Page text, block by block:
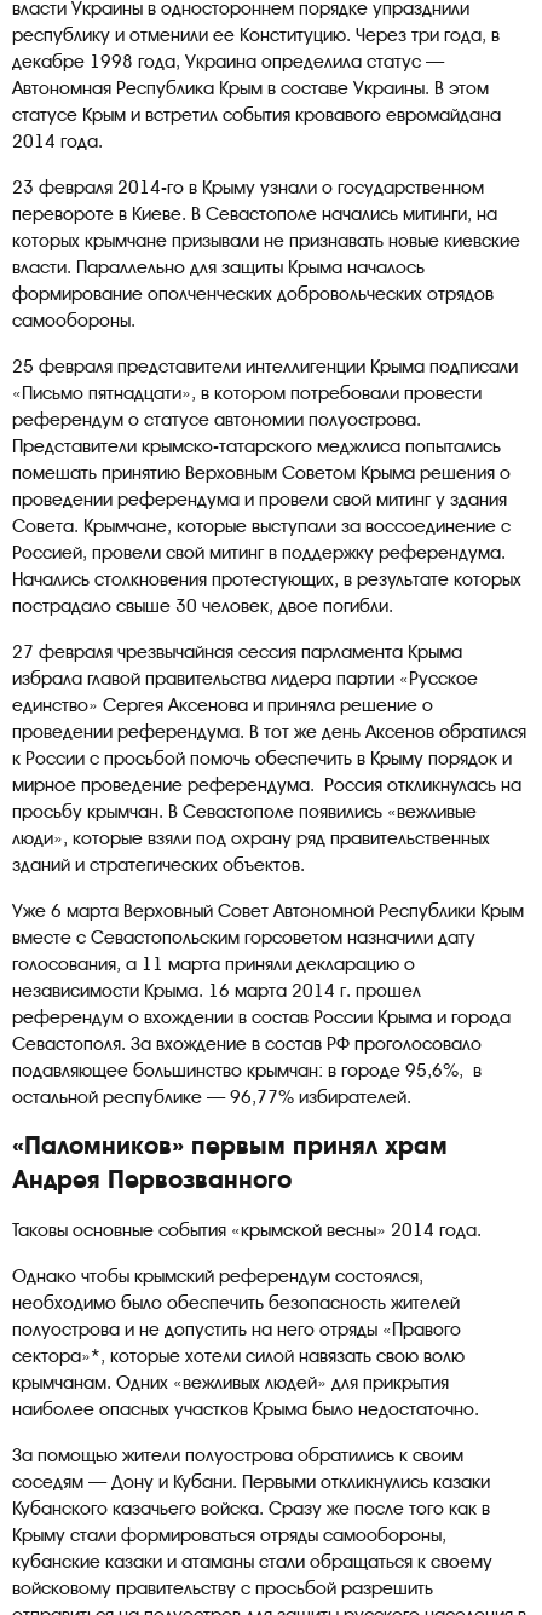
власти Украины в одностороннем порядке упразднили
республику и отменили ее Конституцию. Через три года, в
декабре 1998 года, Украина определила статус —
Автономная Республика Крым в составе Украины. В этом
статусе Крым и встретил события кровавого евромайдана
2014 года.
23 февраля 2014-го в Крыму узнали о государственном
перевороте в Киеве. В Севастополе начались митинги, на
которых крымчане призывали не признавать новые киевские
власти. Параллельно для защиты Крыма началось
формирование ополченческих добровольческих отрядов
самообороны.
25 февраля представители интеллигенции Крыма подписали
«Письмо пятнадцати», в котором потребовали провести
референдум о статусе автономии полуострова.
Представители крымско-татарского меджлиса попытались
помешать принятию Верховным Советом Крыма решения о
проведении референдума и провели свой митинг у здания
Совета. Крымчане, которые выступали за воссоединение с
Россией, провели свой митинг в поддержку референдума.
Начались столкновения протестующих, в результате которых
пострадало свыше 30 человек, двое погибли.
27 февраля чрезвычайная сессия парламента Крыма
избрала главой правительства лидера партии «Русское
единство» Сергея Аксенова и приняла решение о
проведении референдума. В тот же день Аксенов обратился
к России с просьбой помочь обеспечить в Крыму порядок и
мирное проведение референдума. Россия откликнулась на
просьбу крымчан. В Севастополе появились «вежливые
люди», которые взяли под охрану ряд правительственных
зданий и стратегических объектов.
Уже 6 марта Верховный Совет Автономной Республики Крым
вместе с Севастопольским горсоветом назначили дату
голосования, а 11 марта приняли декларацию о
независимости Крыма. 16 марта 2014 г. прошел
референдум о вхождении в состав России Крыма и города
Севастополя. За вхождение в состав РФ проголосовало
подавляющее большинство крымчан: в городе 95,6%, в
остальной республике — 96,77% избирателей.
«Паломников» первым принял храм
Андрея Первозванного
Таковы основные события «крымской весны» 2014 года.
Однако чтобы крымский референдум состоялся,
необходимо было обеспечить безопасность жителей
полуострова и не допустить на него отряды «Правого
сектора»*, которые хотели силой навязать свою волю
крымчанам. Одних «вежливых людей» для прикрытия
наиболее опасных участков Крыма было недостаточно.
За помощью жители полуострова обратились к своим
соседям — Дону и Кубани. Первыми откликнулись казаки
Кубанского казачьего войска. Сразу же после того как в
Крыму стали формироваться отряды самообороны,
кубанские казаки и атаманы стали обращаться к своему
войсковому правительству с просьбой разрешить